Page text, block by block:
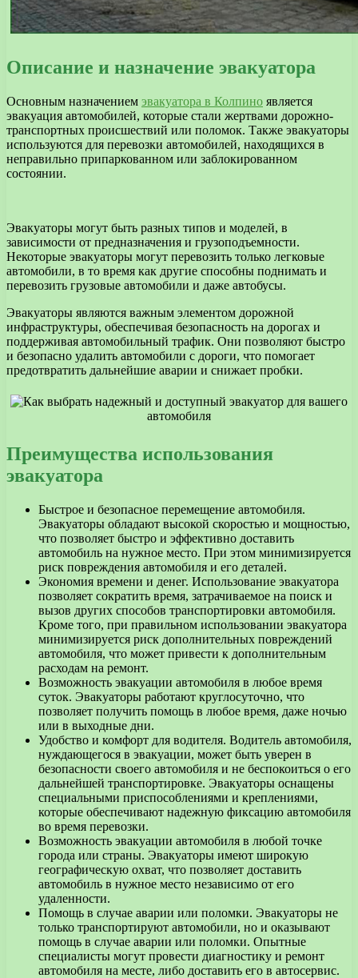
Описание и назначение эвакуатора
Основным назначением эвакуатора в Колпино является
эвакуация автомобилей, которые стали жертвами дорожно-
транспортных происшествий или поломок. Также эвакуаторы
используются для перевозки автомобилей, находящихся в
неправильно припаркованном или заблокированном
состоянии.
Эвакуаторы могут быть разных типов и моделей, в
зависимости от предназначения и грузоподъемности.
Некоторые эвакуаторы могут перевозить только легковые
автомобили, в то время как другие способны поднимать и
перевозить грузовые автомобили и даже автобусы.
Эвакуаторы являются важным элементом дорожной
инфраструктуры, обеспечивая безопасность на дорогах и
поддерживая автомобильный трафик. Они позволяют быстро
и безопасно удалить автомобили с дороги, что помогает
предотвратить дальнейшие аварии и снижает пробки.
Преимущества использования
эвакуатора
Быстрое и безопасное перемещение автомобиля.
Эвакуаторы обладают высокой скоростью и мощностью,
что позволяет быстро и эффективно доставить
автомобиль на нужное место. При этом минимизируется
риск повреждения автомобиля и его деталей.
Экономия времени и денег. Использование эвакуатора
позволяет сократить время, затрачиваемое на поиск и
вызов других способов транспортировки автомобиля.
Кроме того, при правильном использовании эвакуатора
минимизируется риск дополнительных повреждений
автомобиля, что может привести к дополнительным
расходам на ремонт.
Возможность эвакуации автомобиля в любое время
суток. Эвакуаторы работают круглосуточно, что
позволяет получить помощь в любое время, даже ночью
или в выходные дни.
Удобство и комфорт для водителя. Водитель автомобиля,
нуждающегося в эвакуации, может быть уверен в
безопасности своего автомобиля и не беспокоиться о его
дальнейшей транспортировке. Эвакуаторы оснащены
специальными приспособлениями и креплениями,
которые обеспечивают надежную фиксацию автомобиля
во время перевозки.
Возможность эвакуации автомобиля в любой точке
города или страны. Эвакуаторы имеют широкую
географическую охват, что позволяет доставить
автомобиль в нужное место независимо от его
удаленности.
Помощь в случае аварии или поломки. Эвакуаторы не
только транспортируют автомобили, но и оказывают
помощь в случае аварии или поломки. Опытные
специалисты могут провести диагностику и ремонт
автомобиля на месте, либо доставить его в автосервис.